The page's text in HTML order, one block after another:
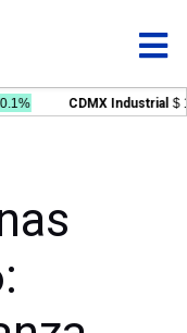
CDMX Industrial $